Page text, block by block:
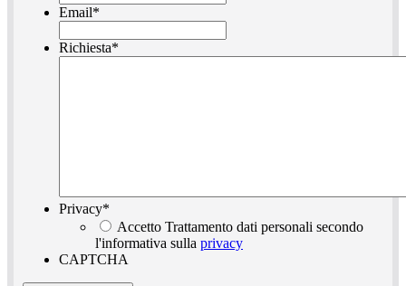
Email*
Richiesta*
Privacy*
Accetto Trattamento dati personali secondo
l'informativa sulla privacy
CAPTCHA